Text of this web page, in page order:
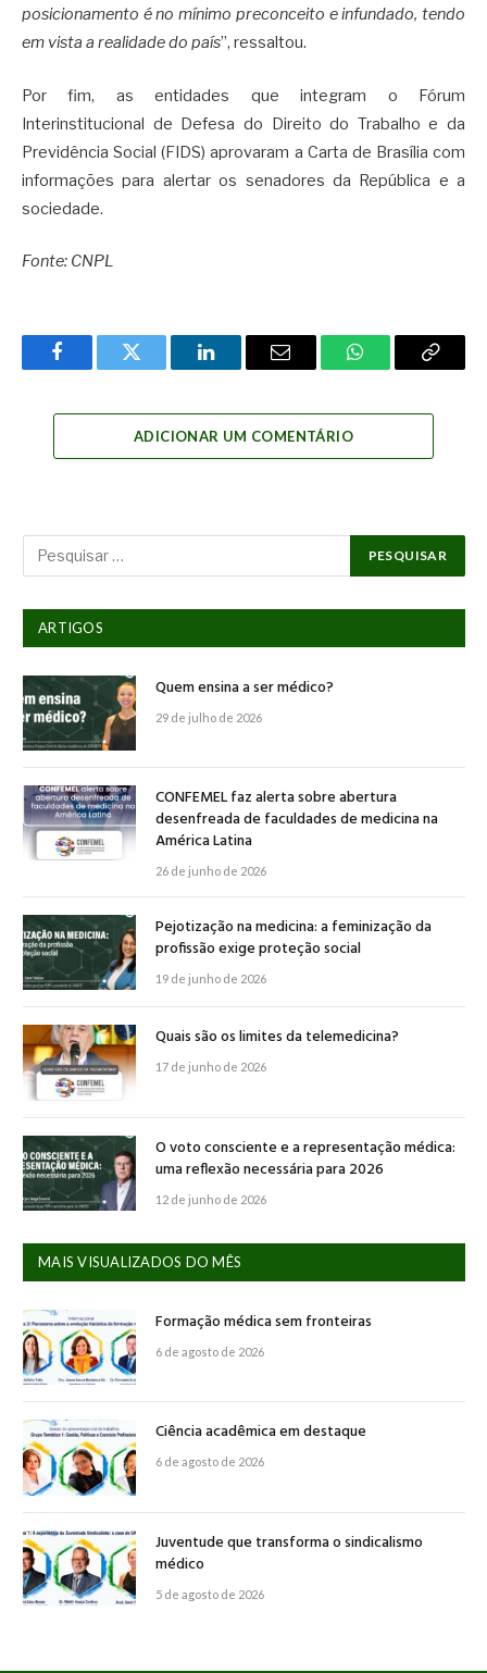
posicionamento é no mínimo preconceito e infundado, tendo
em vista a realidade do país”, ressaltou.
Por fim, as entidades que integram o Fórum
Interinstitucional de Defesa do Direito do Trabalho e da
Previdência Social (FIDS) aprovaram a Carta de Brasília com
informações para alertar os senadores da República e a
sociedade.
Fonte: CNPL
FacebookTwitter LinkedInEmail WhatsAppCopy
ADICIONAR UM COMENTÁRIO
ARTIGOS
Quem ensina a ser médico?
29 de julho de 2026
CONFEMEL faz alerta sobre abertura
desenfreada de faculdades de medicina na
América Latina
26 de junho de 2026
Pejotização na medicina: a feminização da
profissão exige proteção social
19 de junho de 2026
Quais são os limites da telemedicina?
17 de junho de 2026
O voto consciente e a representação médica:
uma reflexão necessária para 2026
12 de junho de 2026
MAIS VISUALIZADOS DO MÊS
Formação médica sem fronteiras
6 de agosto de 2026
Ciência acadêmica em destaque
6 de agosto de 2026
Juventude que transforma o sindicalismo
médico
5 de agosto de 2026